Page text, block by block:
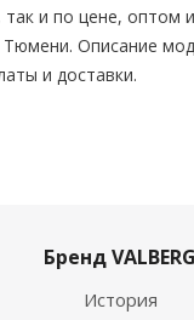
и по цене, оптом
Тюмени. Описание
и доставки.
Бренд VALBERG
История